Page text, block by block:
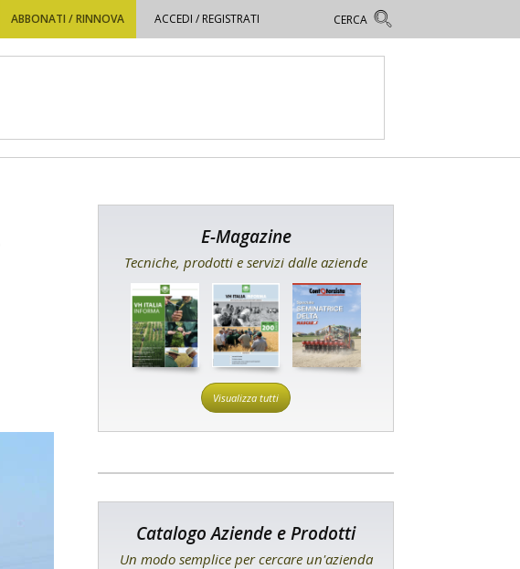
ABBONATI / RINNOVA ACCEDI / REGISTRATI
E-Magazine
Tecniche, prodotti e servizi dalle aziende
Visualizza tutti
Catalogo Aziende e Prodotti
Un modo semplice per cercare un'azienda